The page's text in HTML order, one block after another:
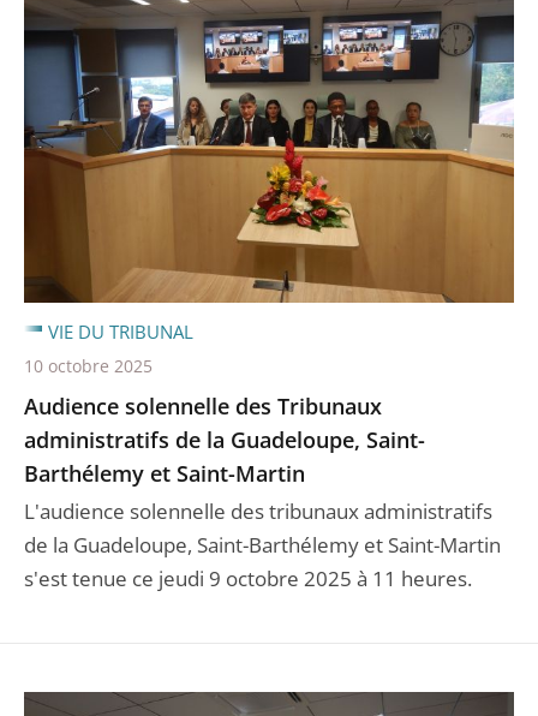
Audience solennelle des Tribunaux
administratifs de la Guadeloupe, Saint-
Barthélemy et Saint-Martin
L'audience solennelle des tribunaux administratifs
de la Guadeloupe, Saint-Barthélemy et Saint-Martin
s'est tenue ce jeudi 9 octobre 2025 à 11 heures.
VIE DU TRIBUNAL
10 octobre 2025